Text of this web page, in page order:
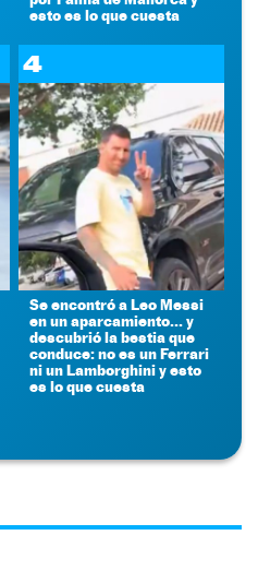
esto es lo que cuesta
4
Se encontró a Leo Messi
en un aparcamiento... y
descubrió la bestia que
conduce: no es un Ferrari
ni un Lamborghini y esto
es lo que cuesta